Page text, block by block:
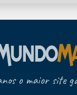
o maior site